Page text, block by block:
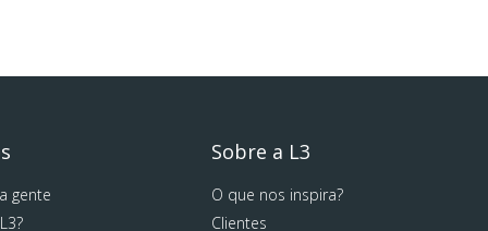
gente
Sobre a L3
O que nos inspira?
Clientes